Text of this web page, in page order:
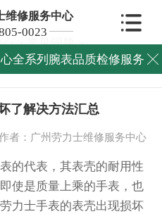
维修服务中心
0023
全系列腕表品质检修服务 
>常见问题>
了解决方法汇总
者：广州劳力士维修服务中心
代表，其表壳的耐用性
使是质量上乘的手表，也
力士手表的表壳出现损坏